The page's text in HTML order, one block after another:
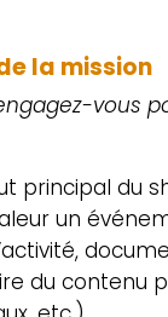
la mission
vous
principal du
un
du contenu